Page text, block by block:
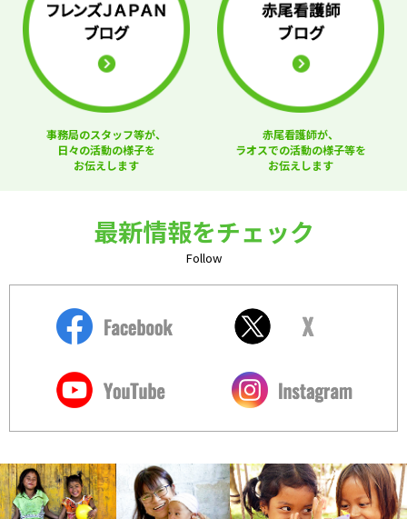
事務局のスタッフ等が、
日々の活動の様子を
お伝えします
赤尾看護師が、
ラオスでの活動の様子等を
お伝えします
最新情報をチェック
Follow